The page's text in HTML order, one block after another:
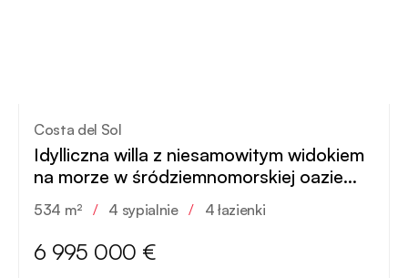
Costa del Sol
Idylliczna willa z niesamowitym widokiem
na morze w śródziemnomorskiej oazie
nowej ery
534 m² / 4 sypialnie / 4 łazienki
6 995 000 €